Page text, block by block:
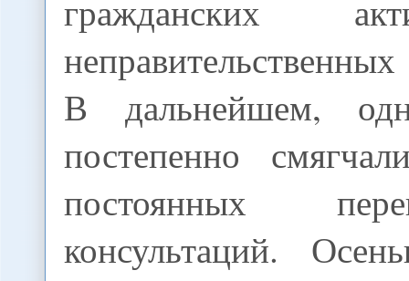
гражданских
В дальнейшем,
постепенно
постоянных
консультаций.